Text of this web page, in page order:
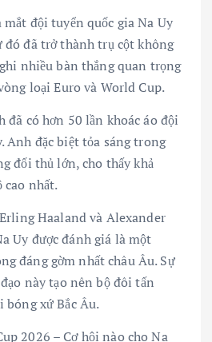
đội tuyển quốc gia Na Uy
đó đã trở thành trụ cột không
nhiều bàn thắng quan trọng
loại Euro và World Cup.
đã có hơn 50 lần khoác áo đội
Anh đặc biệt tỏa sáng trong
đối thủ lớn, cho thấy khả
cao nhất.
Haaland và Alexander
Uy được đánh giá là một
đáng gờm nhất châu Âu. Sự
này tạo nên bộ đôi tấn
bóng xứ Bắc Âu.
2026 – Cơ hội nào cho Na